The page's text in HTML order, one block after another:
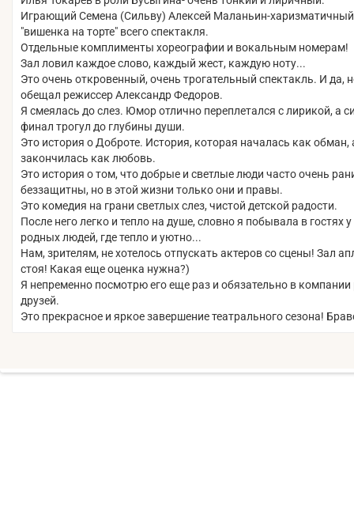
Играющий Семена (Сильву) Алексей Маланьин-харизматичный
"вишенка на торте" всего спектакля.
Отдельные комплименты хореографии и вокальным номерам!
Зал ловил каждое слово, каждый жест, каждую ноту...
Это очень откровенный, очень трогательный спектакль. И да,
обещал режиссер Александр Федоров.
Я смеялась до слез. Юмор отлично переплетался с лирикой, а
финал трогул до глубины души.
Это история о Доброте. История, которая началась как обман,
закончилась как любовь.
Это история о том, что добрые и светлые люди часто очень
беззащитны, но в этой жизни только они и правы.
Это комедия на грани светлых слез, чистой детской радости.
После него легко и тепло на душе, словно я побывала в гостях
родных людей, где тепло и уютно...
Нам, зрителям, не хотелось отпускать актеров со сцены! Зал
стоя! Какая еще оценка нужна?)
Я непременно посмотрю его еще раз и обязательно в
друзей.
Это прекрасное и яркое завершение театрального сезона!